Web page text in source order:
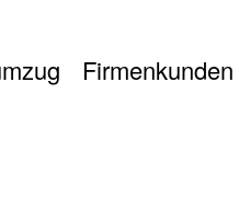
Firmenkunden